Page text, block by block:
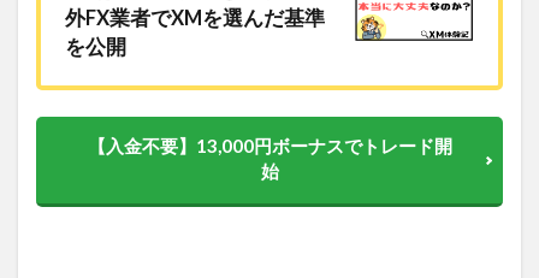
外FX業者でXMを選んだ基準
を公開
【入金不要】13,000円ボーナスでトレード開
始